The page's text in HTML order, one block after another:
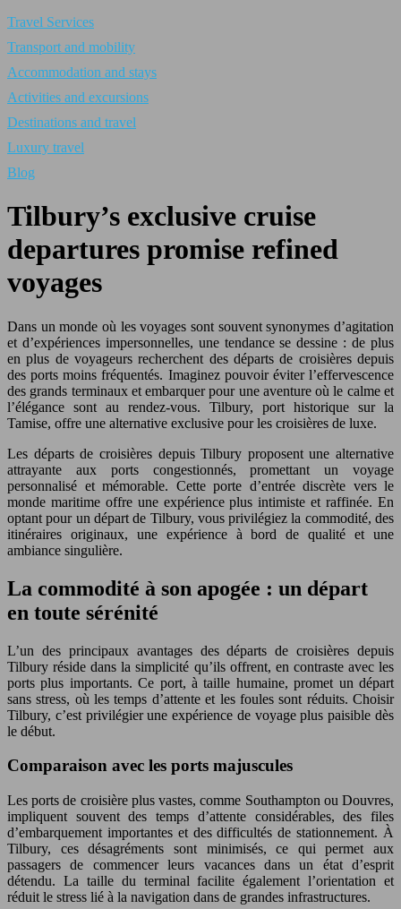
Travel Services
Transport and mobility
Accommodation and stays
Activities and excursions
Destinations and travel
Luxury travel
Blog
Tilbury’s exclusive cruise
departures promise refined
voyages
Dans un monde où les voyages sont souvent synonymes d’agitation
et d’expériences impersonnelles, une tendance se dessine : de plus
en plus de voyageurs recherchent des départs de croisières depuis
des ports moins fréquentés. Imaginez pouvoir éviter l’effervescence
des grands terminaux et embarquer pour une aventure où le calme et
l’élégance sont au rendez-vous. Tilbury, port historique sur la
Tamise, offre une alternative exclusive pour les croisières de luxe.
Les départs de croisières depuis Tilbury proposent une alternative
attrayante aux ports congestionnés, promettant un voyage
personnalisé et mémorable. Cette porte d’entrée discrète vers le
monde maritime offre une expérience plus intimiste et raffinée. En
optant pour un départ de Tilbury, vous privilégiez la commodité, des
itinéraires originaux, une expérience à bord de qualité et une
ambiance singulière.
La commodité à son apogée : un départ
en toute sérénité
L’un des principaux avantages des départs de croisières depuis
Tilbury réside dans la simplicité qu’ils offrent, en contraste avec les
ports plus importants. Ce port, à taille humaine, promet un départ
sans stress, où les temps d’attente et les foules sont réduits. Choisir
Tilbury, c’est privilégier une expérience de voyage plus paisible dès
le début.
Comparaison avec les ports majuscules
Les ports de croisière plus vastes, comme Southampton ou Douvres,
impliquent souvent des temps d’attente considérables, des files
d’embarquement importantes et des difficultés de stationnement. À
Tilbury, ces désagréments sont minimisés, ce qui permet aux
passagers de commencer leurs vacances dans un état d’esprit
détendu. La taille du terminal facilite également l’orientation et
réduit le stress lié à la navigation dans de grandes infrastructures.